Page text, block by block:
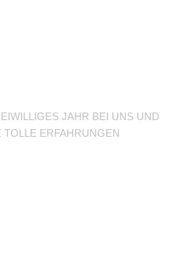
JAHR BEI UNS UND
TOLLE ERFAHRUNGEN